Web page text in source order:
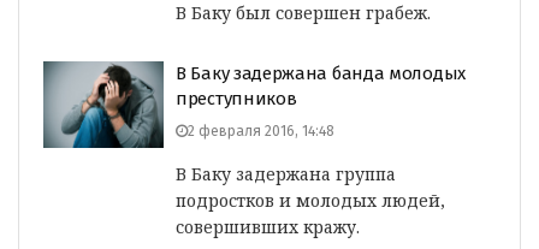
В Баку был совершен грабеж.
В Баку задержана банда молодых
преступников
2 февраля 2016, 14:48
В Баку задержана группа
подростков и молодых людей,
совершивших кражу.